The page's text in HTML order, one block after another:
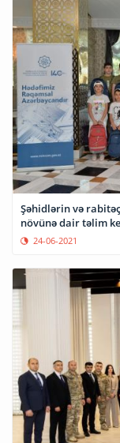
Şəhidlərin və
növünə dair təlim
24-06-2021